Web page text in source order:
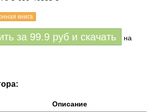
книга
за 99.9 руб и скачать
на
Описание